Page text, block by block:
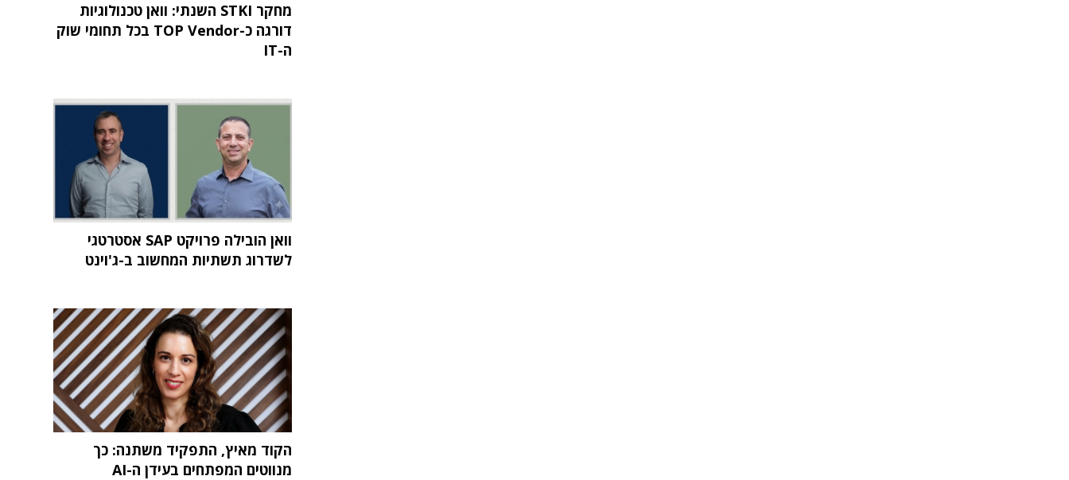
מחקר STKI השנתי: וואן טכנולוגיות
דורגה כ-TOP Vendor בכל תחומי שוק
ה-IT
וואן הובילה פרויקט SAP אסטרטגי
לשדרוג תשתיות המחשוב ב-ג'וינט
הקוד מאיץ, התפקיד משתנה: כך
מנווטים המפתחים בעידן ה-AI